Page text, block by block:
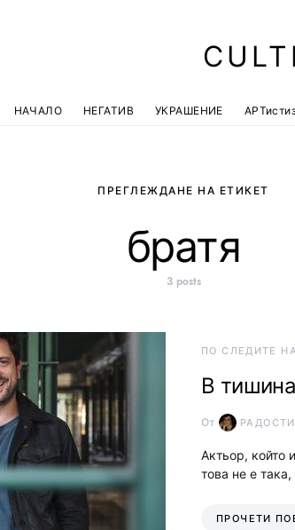
НАЧАЛО НЕГАТИВ УКРАШЕНИЕ
ПРЕГЛЕЖДАНЕ НА ЕТИКЕТ
братя
3 posts
ПО СЛЕДИТЕ
В
От
Актьор, който
това не е
ПРОЧЕТИ